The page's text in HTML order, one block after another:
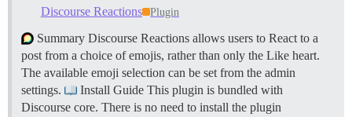
Discourse Reactions Plugin
Summary Discourse Reactions allows users to React to a
post from a choice of emojis, rather than only the Like heart.
The available emoji selection can be set from the admin
settings.
Install Guide This plugin is bundled with
Discourse core. There is no need to install the plugin